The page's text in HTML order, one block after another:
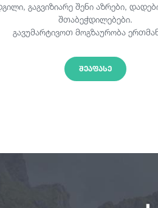
გაგვიზიარე შენი აზრები,
შთაბეჭდილებები.
გავუმარტივოთ მოგზაურობა
ᲨᲔᲐᲤᲐᲡᲔ